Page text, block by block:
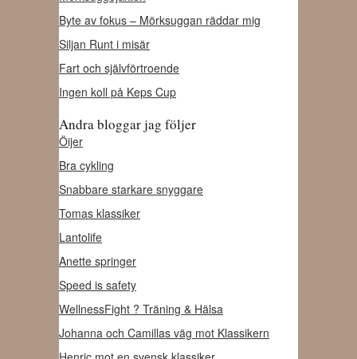
Byte av fokus – Mörksuggan räddar mig
Siljan Runt i misär
Fart och självförtroende
Ingen koll på Keps Cup
Andra bloggar jag följer
Öijer
Bra cykling
Snabbare starkare snyggare
Tomas klassiker
Lantolife
Anette springer
Speed is safety
WellnessFight ? Träning & Hälsa
Johanna och Camillas väg mot Klassikern